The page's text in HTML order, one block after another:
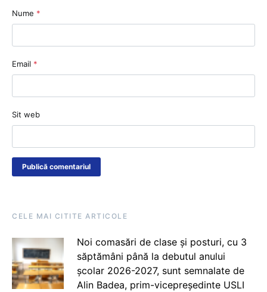
Nume *
Email *
Sit web
CELE MAI CITITE ARTICOLE
Noi comasări de clase și posturi, cu 3
săptămâni până la debutul anului
școlar 2026-2027, sunt semnalate de
Alin Badea, prim-vicepreședinte USLI